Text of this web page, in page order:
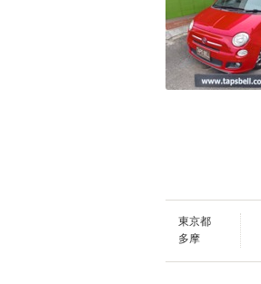
東京都
多摩